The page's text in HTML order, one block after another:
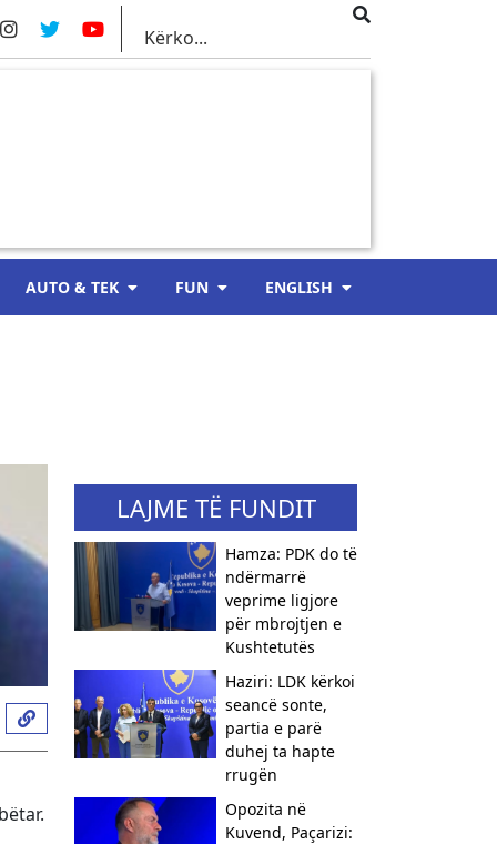
AUTO & TEK FUN ENGLISH
LAJME TË FUNDIT
Hamza: PDK do të
ndërmarrë
veprime ligjore
për mbrojtjen e
Kushtetutës
Haziri: LDK kërkoi
seancë sonte,
partia e parë
duhej ta hapte
rrugën
Opozita në
Kuvend, Paçarizi: